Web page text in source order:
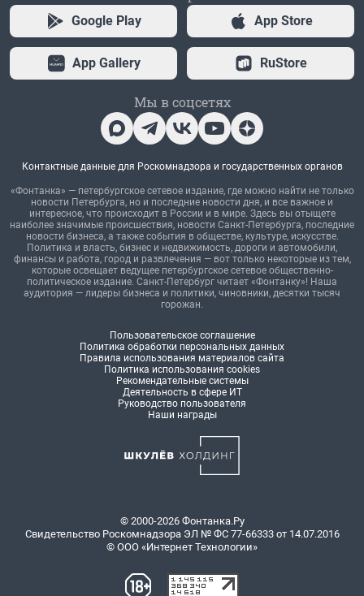
Google Play App Store
App Gallery RuStore
Мы в соцсетях
Контактные данные для Роскомнадзора и государственных органов
«Фонтанка» — петербургское сетевое издание, где можно найти не только
новости Петербурга, но и последние новости дня, и все важное и
интересное, что происходит в России и в мире. Здесь вы отыщете
наиболее значимые происшествия, новости Санкт-Петербурга, последние
новости бизнеса, а также события в обществе, культуре, искусстве.
Политика и власть, бизнес и недвижимость, дороги и автомобили,
финансы и работа, город и развлечения — вот только некоторые из тем,
которые освещает ведущее петербургское сетевое общественно-
политическое издание. Санкт-Петербург читает «Фонтанку»! Наша
аудитория — лидеры бизнеса и политики, чиновники, десятки тысяч
горожан.
Пользовательское соглашение
Политика обработки персональных данных
Правила использования материалов сайта
Политика использования cookies
Рекомендательные системы
Деятельность в сфере ИТ
Руководство пользователя
Наши награды
© 2000-2026 Фонтанка.Ру
Свидетельство Роскомнадзора ЭЛ № ФС 77-66333 от 14.07.2016
© ООО «Интернет Технологии»